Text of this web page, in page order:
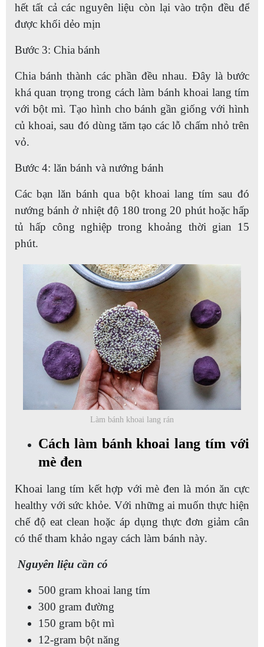
hết tất cả các nguyên liệu còn lại vào trộn đều để
được khối dẻo mịn
Bước 3: Chia bánh
Chia bánh thành các phần đều nhau. Đây là bước
khá quan trọng trong cách làm bánh khoai lang tím
với bột mì. Tạo hình cho bánh gần giống với hình
củ khoai, sau đó dùng tăm tạo các lỗ chấm nhỏ trên
vỏ.
Bước 4: lăn bánh và nướng bánh
Các bạn lăn bánh qua bột khoai lang tím sau đó
nướng bánh ở nhiệt độ 180 trong 20 phút hoặc hấp
tủ hấp công nghiệp trong khoảng thời gian 15
phút.
Làm bánh khoai lang rán
Cách làm bánh khoai lang tím với
mè đen
Khoai lang tím kết hợp với mè đen là món ăn cực
healthy với sức khỏe. Với những ai muốn thực hiện
chế độ eat clean hoặc áp dụng thực đơn giảm cân
có thể tham khảo ngay cách làm bánh này.
Nguyên liệu cần có
500 gram khoai lang tím
300 gram đường
150 gram bột mì
12-gram bột năng